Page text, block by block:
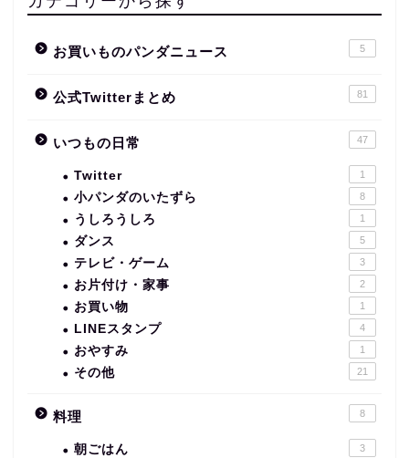
お買いものパンダニュース 5
公式Twitterまとめ 81
いつもの日常 47
Twitter 1
小パンダのいたずら 8
うしろうしろ 1
ダンス 5
テレビ・ゲーム 3
お片付け・家事 2
お買い物 1
LINEスタンプ 4
おやすみ 1
その他 21
料理 8
朝ごはん 3